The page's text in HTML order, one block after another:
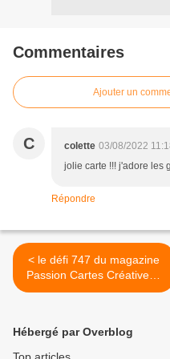
Commentaires
Ajouter un
C colette 03/08/2022
jolie carte !!! j'adore les
Répondre
< le défi 747 du magazine
Passion Cartes Créatives :
ma réalisation
Hébergé par Overblog